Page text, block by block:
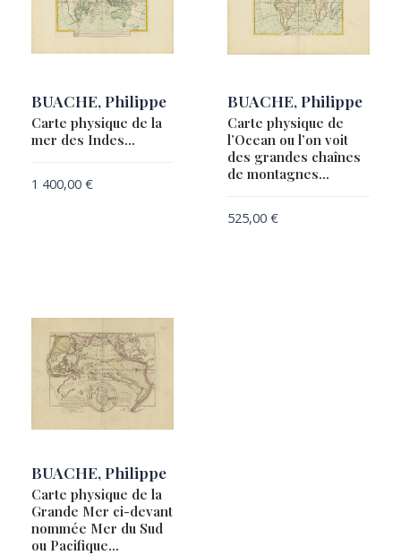
BUACHE, Philippe
Carte physique de la
mer des Indes…
1 400,00 €
BUACHE, Philippe
Carte physique de
l’Ocean ou l’on voit
des grandes chaînes
de montagnes…
525,00 €
BUACHE, Philippe
Carte physique de la
Grande Mer ci-devant
nommée Mer du Sud
ou Pacifique…